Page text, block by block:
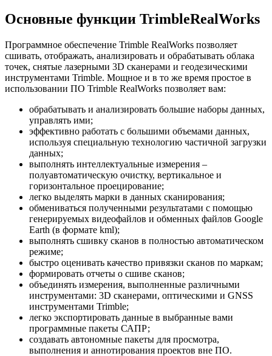
Основные функции TrimbleRealWorks
Программное обеспечение Trimble RealWorks позволяет
сшивать, отображать, анализировать и обрабатывать облака
точек, снятые лазерными 3D сканерами и геодезическими
инструментами Trimble. Мощное и в то же время простое в
использовании ПО Trimble RealWorks позволяет вам:
обрабатывать и анализировать большие наборы данных,
управлять ими;
эффективно работать с большими объемами данных,
используя специальную технологию частичной загрузки
данных;
выполнять интеллектуальные измерения –
полуавтоматическую очистку, вертикальное и
горизонтальное проецирование;
легко выделять марки в данных сканирования;
обмениваться полученными результатами с помощью
генерируемых видеофайлов и обменных файлов Google
Earth (в формате kml);
выполнять сшивку сканов в полностью автоматическом
режиме;
быстро оценивать качество привязки сканов по маркам;
формировать отчеты о сшиве сканов;
объединять измерения, выполненные различными
инструментами: 3D сканерами, оптическими и GNSS
инструментами Trimble;
легко экспортировать данные в выбранные вами
программные пакеты САПР;
создавать автономные пакеты для просмотра,
выполнения и аннотирования проектов вне ПО.